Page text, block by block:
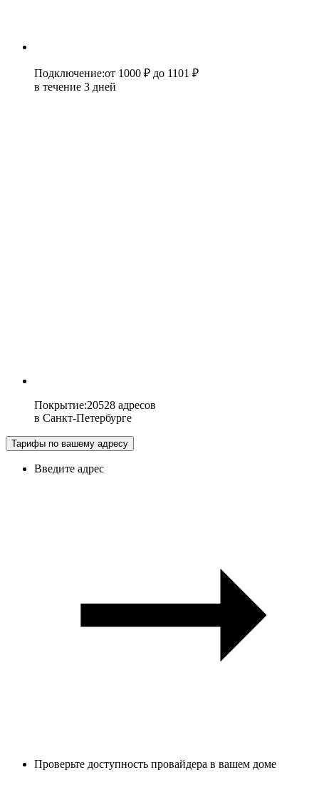
Подключение:от 1000 ₽ до 1101 ₽
в течение 3 дней
Покрытие:20528 адресов
в Санкт-Петербурге
Тарифы по вашему адресу
Введите адрес
Проверьте доступность провайдера в вашем доме